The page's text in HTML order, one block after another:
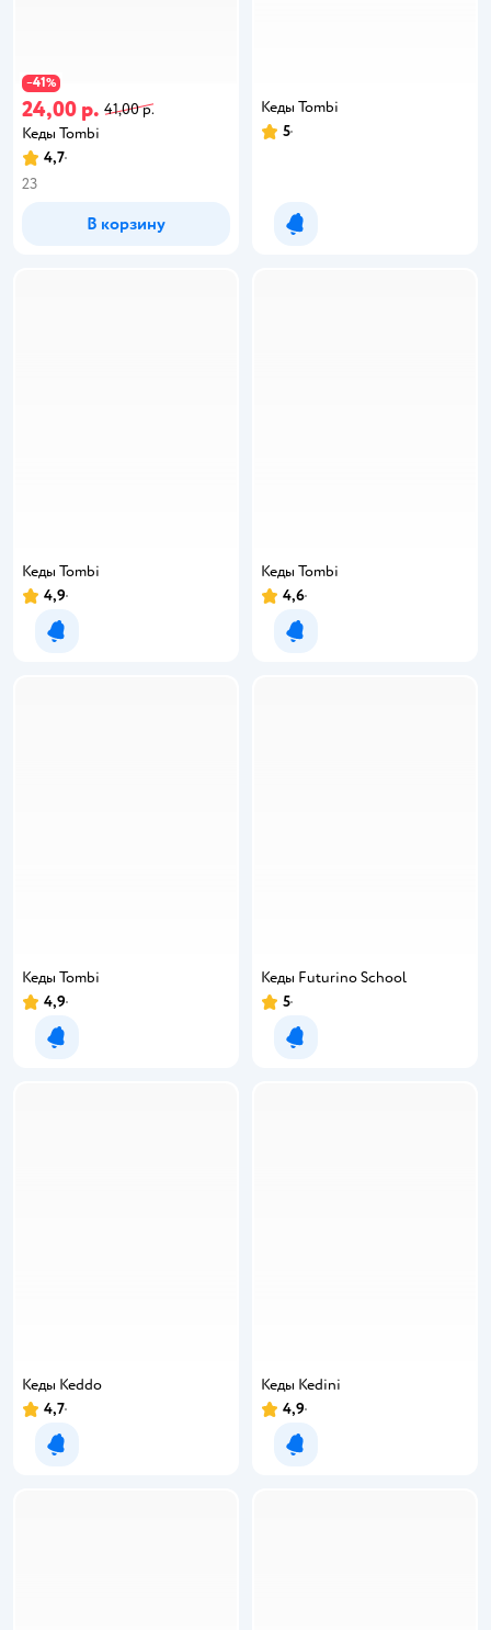
−41%
24,00 р. 41,00 р.
Кеды Tombi
4,7
23
В корзину
Кеды Tombi
5
Уведомить о появлении
Кеды Tombi
4,9
Уведомить о появлении
Кеды Tombi
4,6
Уведомить о появлении
Кеды Tombi
4,9
Уведомить о появлении
Кеды Futurino School
5
Уведомить о появлении
Кеды Keddo
4,7
Уведомить о появлении
Кеды Kedini
4,9
Уведомить о появлении